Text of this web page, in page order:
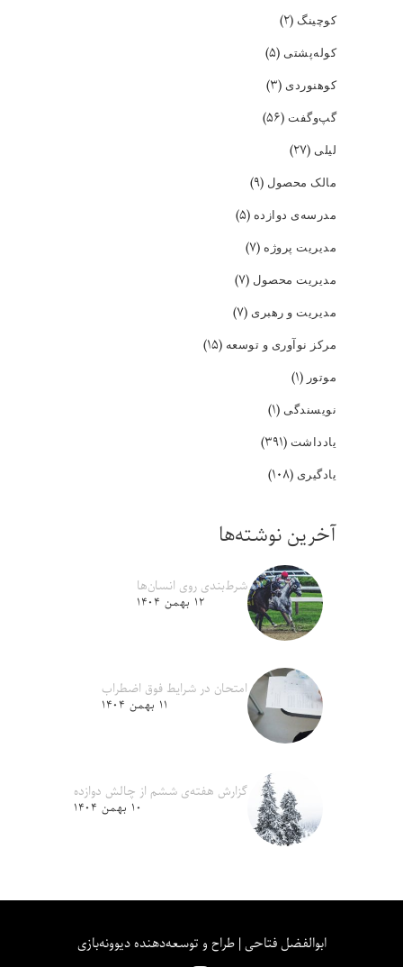
کوچینگ (۲)
کوله‌پشتی (۵)
کوهنوردی (۳)
گپ‌و‌گفت (۵۶)
لیلی (۲۷)
مالک محصول (۹)
مدرسه‌ی دوازده (۵)
مدیریت پروژه (۷)
مدیریت محصول (۷)
مدیریت و رهبری (۷)
مرکز نوآوری و توسعه (۱۵)
موتور (۱)
نویسندگی (۱)
یادداشت (۳۹۱)
یادگیری (۱۰۸)
آخرین نوشته‌ها
شرط‌بندی روی انسان‌ها
۱۲ بهمن ۱۴۰۴
امتحان در شرایط فوق اضطراب
۱۱ بهمن ۱۴۰۴
گزارش هفته‌ی ششم از چالش دوازده
۱۰ بهمن ۱۴۰۴
ابوالفضل فتاحی | طراح و توسعه‌دهنده دیوونه‌بازی